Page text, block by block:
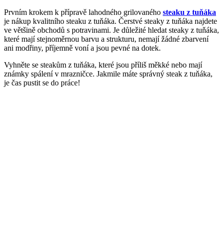
Prvním krokem k přípravě lahodného grilovaného steaku z tuňáka
je nákup kvalitního steaku z tuňáka. Čerstvé steaky z tuňáka najdete
ve většině obchodů s potravinami. Je důležité hledat steaky z tuňáka,
které mají stejnoměrnou barvu a strukturu, nemají žádné zbarvení
ani modřiny, příjemně voní a jsou pevné na dotek.
Vyhněte se steakům z tuňáka, které jsou příliš měkké nebo mají
známky spálení v mrazničce. Jakmile máte správný steak z tuňáka,
je čas pustit se do práce!